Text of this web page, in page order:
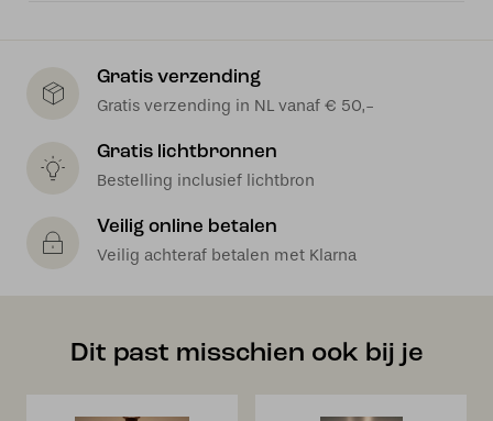
Gratis verzending
Gratis verzending in NL vanaf € 50,-
Gratis lichtbronnen
Bestelling inclusief lichtbron
Veilig online betalen
Veilig achteraf betalen met Klarna
Dit past misschien ook bij je